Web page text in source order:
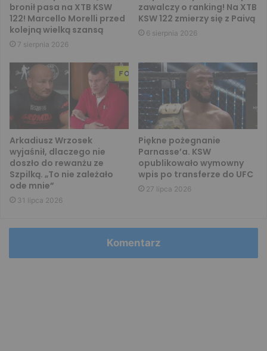
bronił pasa na XTB KSW
122! Marcello Morelli przed
kolejną wielką szansą
7 sierpnia 2026
zawalczy o ranking! Na XTB
KSW 122 zmierzy się z Paivą
6 sierpnia 2026
Arkadiusz Wrzosek
wyjaśnił, dlaczego nie
doszło do rewanżu ze
Szpilką. „To nie zależało
ode mnie”
31 lipca 2026
Piękne pożegnanie
Parnasse’a. KSW
opublikowało wymowny
wpis po transferze do UFC
27 lipca 2026
Komentarz